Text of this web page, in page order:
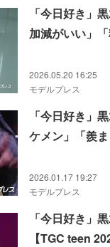
「今日好き」
加減がいい」
2026.05.20 16:25
モデルプレス
「今日好き」
ケメン」「羨
2026.01.17 19:27
モデルプレス
「今日好き」
【TGC teen